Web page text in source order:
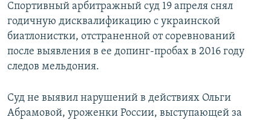
Спортивный арбитражный суд 19 апреля снял
годичную дисквалификацию с украинской
биатлонистки, отстраненной от соревнований
после выявления в ее допинг-пробах в 2016 году
следов мельдония.
Суд не выявил нарушений в действиях Ольги
Абрамовой, уроженки России, выступающей за